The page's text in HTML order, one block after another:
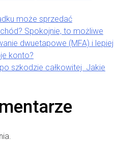
może sprzedać
Spokojnie, to możliwe
dwuetapowe (MFA) i lepiej
konto?
szkodzie całkowitej. Jakie